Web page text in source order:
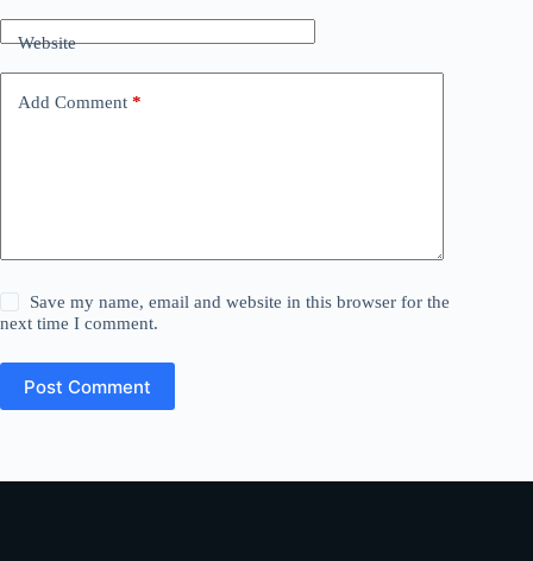
Website
Add Comment *
Save my name, email and website in this browser for the
next time I comment.
Post Comment